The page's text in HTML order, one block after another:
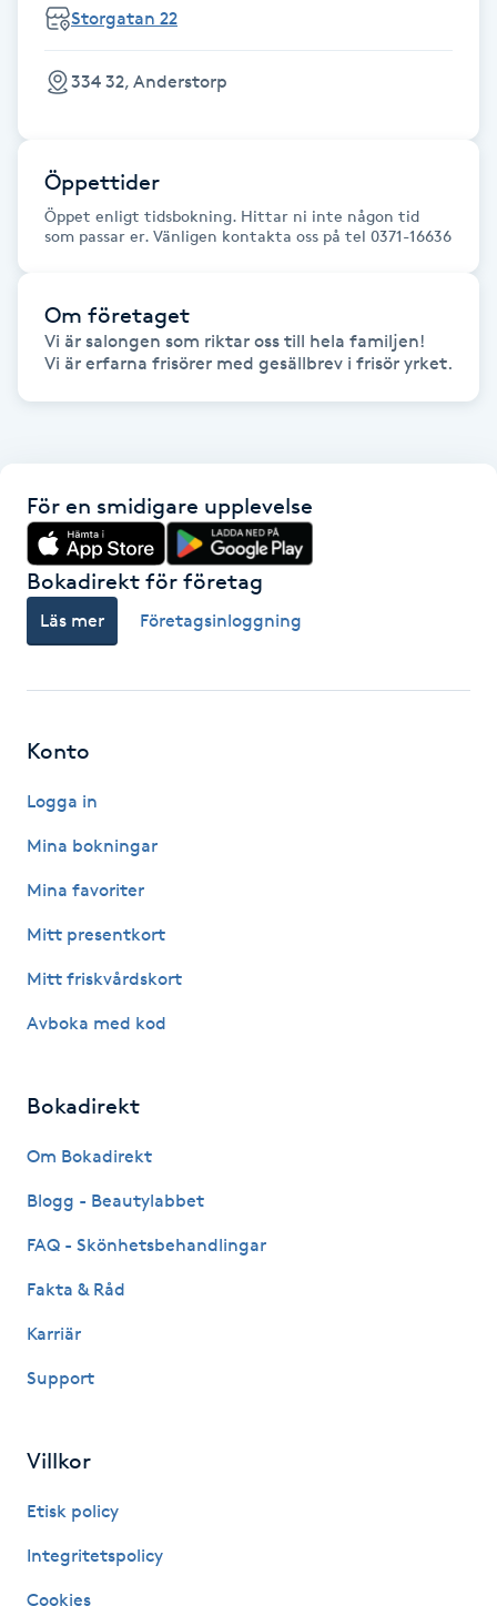
Hypnos
Hårborttagning
Hårbottenbehandling
Hårförlängning
Hårvård
Hälsa
Idrottsmassage
IPL
IPL hårborttagning
Japansk massage
K18
Kemisk peeling
Kinesisk medicin
Klangmassage
Klippning
Klippning & Slingor
Klippning ungdom
Storgatan 22
334 32, Anderstorp
Öppettider
Öppet enligt tidsbokning. Hittar ni inte någon tid
som passar er. Vänligen kontakta oss på tel 0371-16636
Om företaget
Vi är salongen som riktar oss till hela familjen!
Vi är erfarna frisörer med gesällbrev i frisör yrket.
För en smidigare upplevelse
Bokadirekt för företag
Läs mer Företagsinloggning
Konto
Logga in
Mina bokningar
Mina favoriter
Mitt presentkort
Mitt friskvårdskort
Avboka med kod
Bokadirekt
Om Bokadirekt
Blogg - Beautylabbet
FAQ - Skönhetsbehandlingar
Fakta & Råd
Karriär
Support
Villkor
Etisk policy
Integritetspolicy
Cookies